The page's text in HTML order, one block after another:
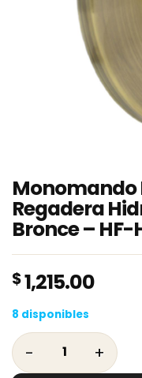
Monomando
Regadera
Bronce – HF-
$1,215.00
8 disponibles